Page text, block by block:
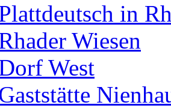
in
Wiesen
West